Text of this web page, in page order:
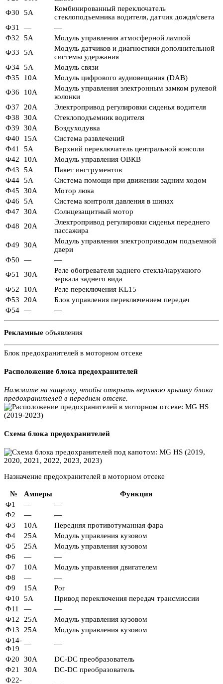
Ф30
5А
Комбинированный переключатель
стеклоподъемника водителя, датчик дождя/света
Ф31
—
—
Ф32
5А
Модуль управления атмосферной лампой
Ф33
5А
Модуль датчиков и диагностики дополнительной
системы удержания
Ф34 5А
Модуль связи
Ф35
10А
Модуль цифрового аудиовещания (DAB)
Ф36
10А
Модуль управления электронным замком рулевой
колонки
Ф37
20А
Электропривод регулировки сиденья водителя
Ф38
30А
Стеклоподъемник водителя
Ф39
30А
Воздуходувка
Ф40
15А
Система развлечений
Ф41
5А
Верхний переключатель центральной консоли
Ф42
10А
Модуль управления ОВКВ
Ф43
5А
Пакет инструментов
Ф44 5А
Система помощи при движении задним ходом
Ф45
30А
Мотор люка
Ф46
5А
Система контроля давления в шинах
Ф47
30А
Солнцезащитный мотор
Ф48
20А
Электропривод регулировки сиденья переднего
пассажира
Ф49
30А
Модуль управления электроприводом подъемной
двери
Ф50
—
—
Ф51
30А
Реле обогревателя заднего стекла/наружного
зеркала заднего вида
Ф52
10А
Реле переключения KL15
Ф53
20А
Блок управления переключением передач
Ф54 — —
Рекламные объявления
Блок предохранителей в моторном отсеке
Расположение блока предохранителей
Нажмите на защелку, чтобы открыть верхнюю крышку блока
предохранителей в переднем отсеке.
Схема блока предохранителей
Назначение предохранителей в моторном отсеке
№ Амперы
Функция
Ф1
—
—
Ф2
—
—
Ф3
10А
Передняя противотуманная фара
Ф4
25А
Модуль управления кузовом
Ф5
25А
Модуль управления кузовом
Ф6
—
—
Ф7
10А
Модуль управления двигателем
Ф8
—
—
Ф9
15А
Рог
Ф10
5А
Привод переключения передач трансмиссии
Ф11
—
—
Ф12
25А
Модуль управления кузовом
Ф13
25А
Модуль управления кузовом
Ф14-
Ф19
—
—
Ф20
30А
DC-DC преобразователь
Ф21
30А
DC-DC преобразователь
Ф22-